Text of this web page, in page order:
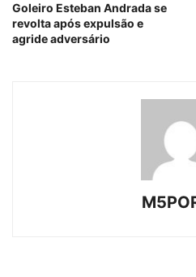
Goleiro Esteban Andrada se
revolta após expulsão e
agride adversário